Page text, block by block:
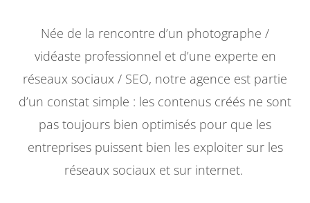
Née de la rencontre d’un photographe /
vidéaste professionnel et d’une experte en
réseaux sociaux / SEO, notre agence est partie
d’un constat simple : les contenus créés ne sont
pas toujours bien optimisés pour que les
entreprises puissent bien les exploiter sur les
réseaux sociaux et sur internet.